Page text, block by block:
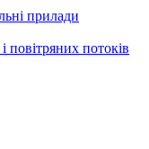
прилади
повітряних потоків